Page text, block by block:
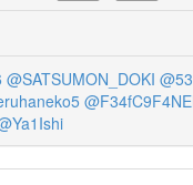
@SATSUMON_DOKI